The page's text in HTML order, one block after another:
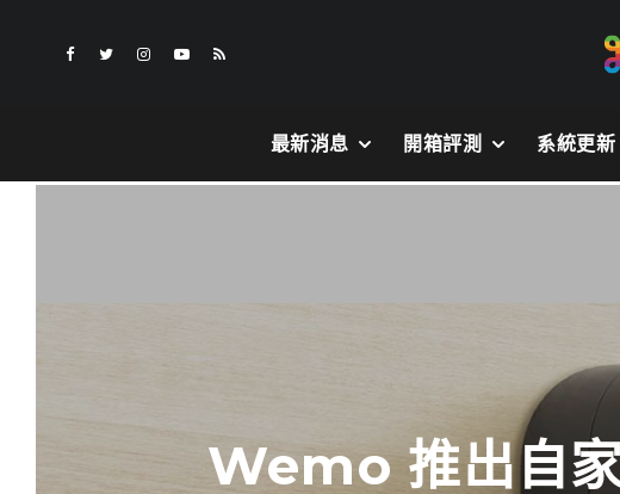
最新消息 開箱評測 系統更新
Wemo 推出自